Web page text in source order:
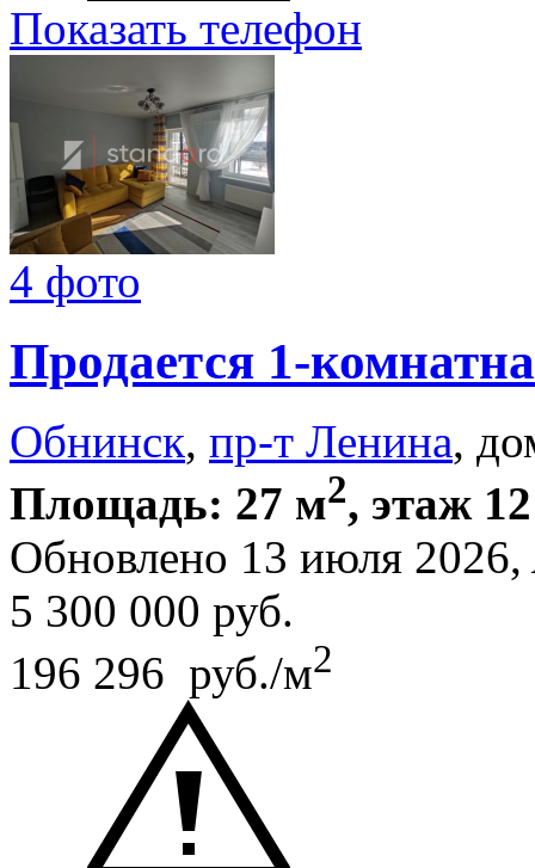
Показать телефон
4 фото
Продается 1-
Обнинск, пр-т Ленина,
Площадь: 27 м2, этаж
Обновлено 13 июля 2026,
5 300 000 руб.
196 296 руб./м2